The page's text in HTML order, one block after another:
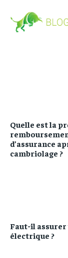
Quelle est la
d’assurance
cambriolage ?
Faut-il assurer
électrique ?